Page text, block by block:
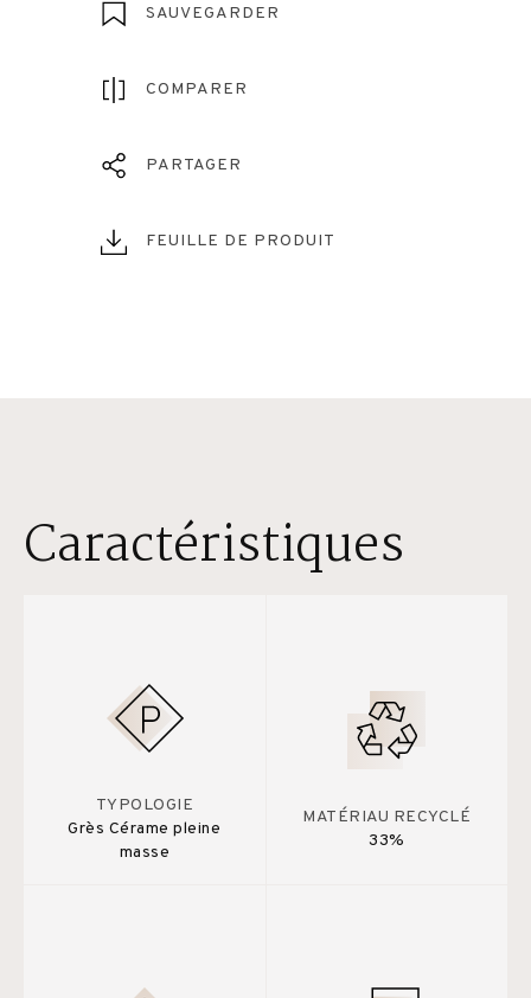
SAUVEGARDER
COMPARER
PARTAGER
FEUILLE DE PRODUIT
Caractéristiques
TYPOLOGIE
Grès Cérame pleine
masse
MATÉRIAU RECYCLÉ
33%